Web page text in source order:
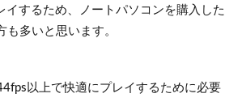
するため、ノートパソコンを購入した
多いと思います。
以上で快適にプレイするために必要